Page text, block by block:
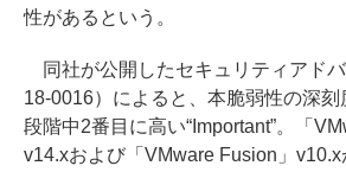
性があるという。
同社が公開したセキュリティアド
18-0016）によると、本脆弱性の深
段階中2番目に高い“Important”。「
v14.xおよび「VMware Fusion」v10.x